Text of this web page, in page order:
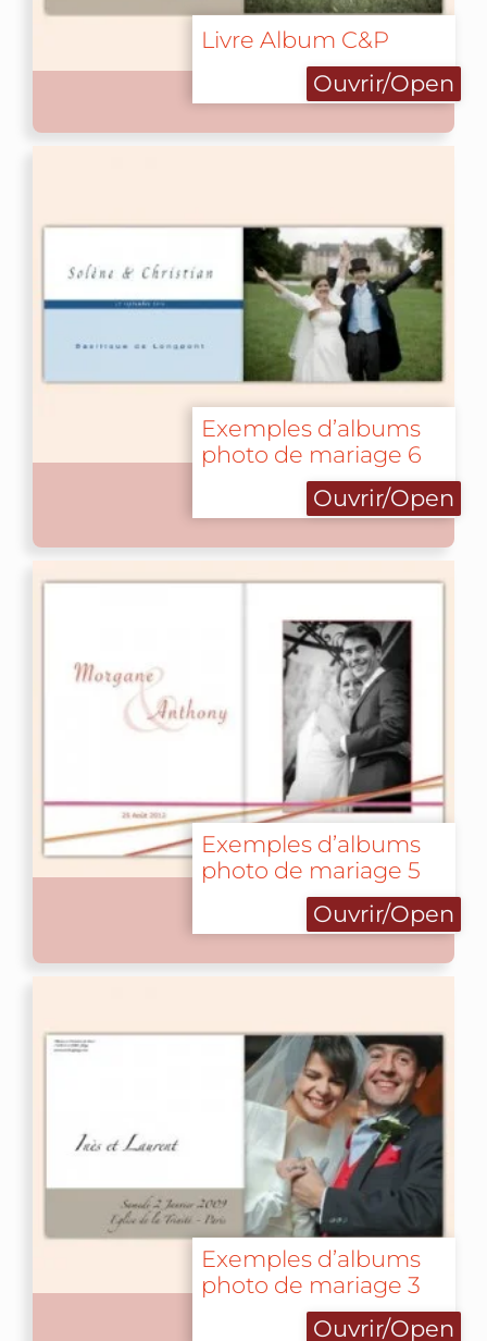
Livre Album C&P
Ouvrir/Open
Exemples d’albums
photo de mariage 6
Ouvrir/Open
Exemples d’albums
photo de mariage 5
Ouvrir/Open
Exemples d’albums
photo de mariage 3
Ouvrir/Open